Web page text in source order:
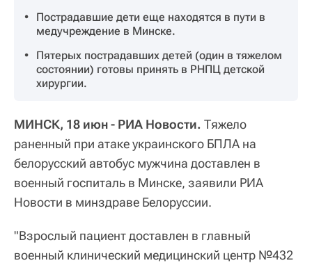
Пострадавшие дети еще находятся в пути в
медучреждение в Минске.
Пятерых пострадавших детей (один в тяжелом
состоянии) готовы принять в РНПЦ детской
хирургии.
МИНСК, 18 июн - РИА Новости. Тяжело
раненный при атаке украинского БПЛА на
белорусский автобус мужчина доставлен в
военный госпиталь в Минске, заявили РИА
Новости в минздраве Белоруссии.
"Взрослый пациент доставлен в главный
военный клинический медицинский центр №432